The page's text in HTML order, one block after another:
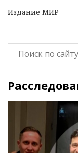
Издание МИР